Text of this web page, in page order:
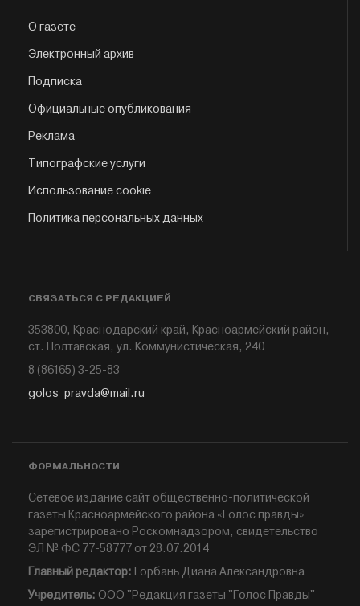
О газете
Электронный архив
Подписка
Официальные опубликования
Реклама
Типографские услуги
Использование cookie
Политика персональных данных
СВЯЗАТЬСЯ С РЕДАКЦИЕЙ
353800, Краснодарский край, Красноармейский район,
ст. Полтавская, ул. Коммунистическая, 240
8 (86165) 3-25-83
golos_pravda@mail.ru
ФОРМАЛЬНОСТИ
Сетевое издание сайт общественно-политической
газеты Красноармейского района «Голос правды»
зарегистрировано Роскомнадзором, свидетельство
ЭЛ № ФС 77-58777 от 28.07.2014
Главный редактор: Горбань Диана Александровна
Учредитель: ООО "Редакция газеты "Голос Правды"